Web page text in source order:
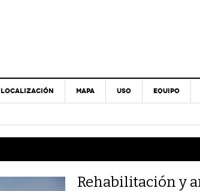
LOCALIZACIÓN MAPA USO EQUIPO
Rehabilitación y